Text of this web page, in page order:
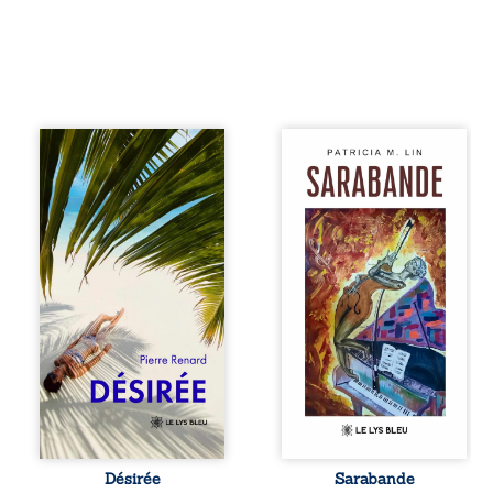
Au réveil, Pierre,
jeune retraité,
découvre qu’il est
devenu une
séduisante femme
métissée de trente
ans. À peine a-t-il
commencé à
apprivoiser ce
nouveau corps
qu’Ange surgit
dans sa vie et fait
vaciller toutes ses
certitudes. Entre
eux, l’attirance est
immédiate,
brûlante jusqu’à
ce qu’un secret
familial fasse
Désirée
Aux chants
crépitants de l’été,
Sous le silence
ouaté de la neige
en hiver, Au cours
de nuits pâles,
Dans la clarté
bienveillante de la
lune, Rêves,
pensées, révoltes
et espoirs… Des
mots s’assemblent,
colorés, rebelles
aux règles de la
poésie, mais
chantant en
forment une
sarabande,
Sarabande